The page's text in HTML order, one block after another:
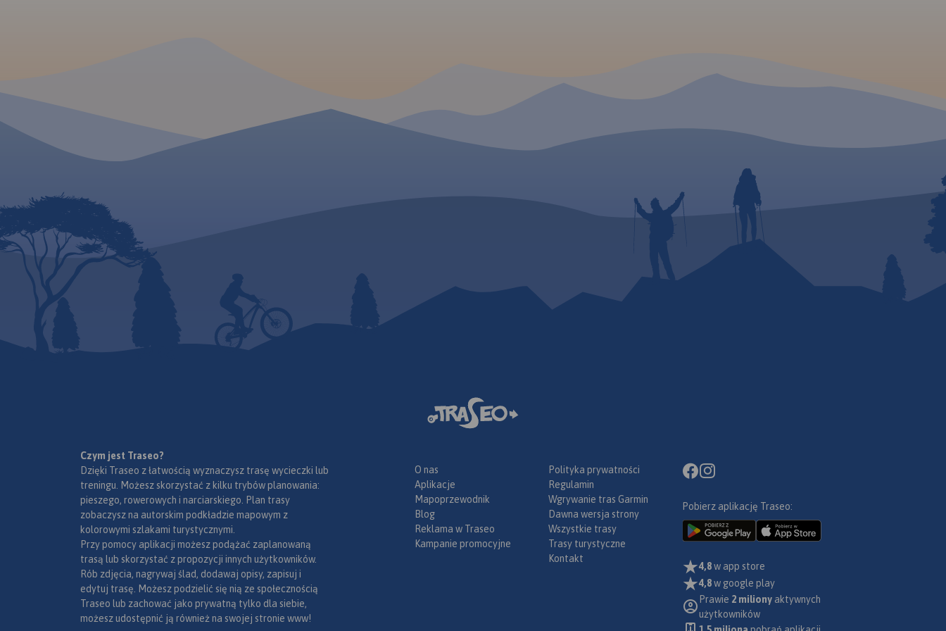
Czym jest Traseo?
Dzięki Traseo z łatwością wyznaczysz trasę wycieczki lub
treningu. Możesz skorzystać z kilku trybów planowania:
pieszego, rowerowych i narciarskiego. Plan trasy
zobaczysz na autorskim podkładzie mapowym z
kolorowymi szlakami turystycznymi.
Przy pomocy aplikacji możesz podążać zaplanowaną
trasą lub skorzystać z propozycji innych użytkowników.
Rób zdjęcia, nagrywaj ślad, dodawaj opisy, zapisuj i
edytuj trasę. Możesz podzielić się nią ze społecznością
Traseo lub zachować jako prywatną tylko dla siebie,
możesz udostępnić ją również na swojej stronie www!
O nas
Aplikacje
Mapoprzewodnik
Blog
Reklama w Traseo
Kampanie promocyjne
Polityka prywatności
Regulamin
Wgrywanie tras Garmin
Dawna wersja strony
Wszystkie trasy
Trasy turystyczne
Kontakt
Pobierz aplikację Traseo:
4,8w app store
4,8w google play
Prawie 2 miliony aktywnych
użytkowników